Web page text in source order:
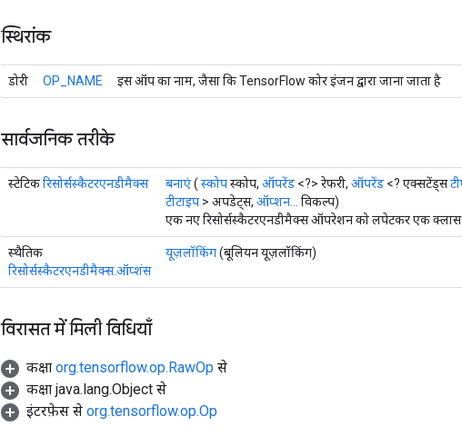
स्थिरांक
डोरी OP_NAME इस ऑप का नाम, जैसा कि TensorFlow कोर इंजन द्वारा जाना जाता है
सार्वजनिक तरीके
स्टेटिकरिसोर्सस्कैटरएनडीमैक्स बनाएं( स्कोपस्कोप, ऑपरेंड <?> रेफरी, ऑपरेंड <? एक्सटेंड्स
टीटाइप > अपडेट्स, ऑप्शन...
विकल्प)
एक नए रिसोर्सस्कैटरएनडीमैक्स ऑपरेशन को लपेटकर एक क्लास
स्थैतिक
रिसोर्सस्कैटरएनडीमैक्स.ऑप्शंस
यूज़लॉकिंग(बूलियन यूज़लॉकिंग)
विरासत में मिली विधियाँ
कक्षा org.tensorflow.op.RawOp से
कक्षा java.lang.Object से
इंटरफ़ेस से org.tensorflow.op.Op